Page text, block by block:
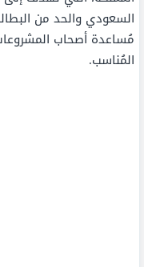
السعودي والحد من
مُساعدة أصحاب
المُناسب.